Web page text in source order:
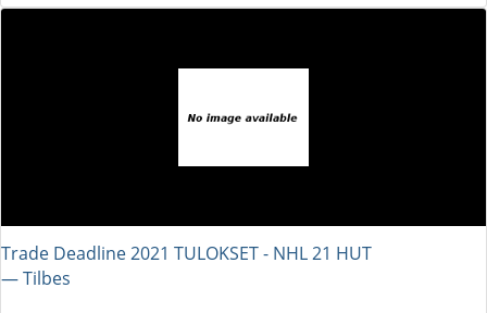
Trade Deadline 2021 TULOKSET - NHL 21 HUT
― Tilbes